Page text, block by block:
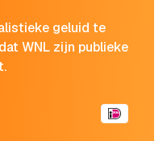
geluid te
WNL zijn publieke